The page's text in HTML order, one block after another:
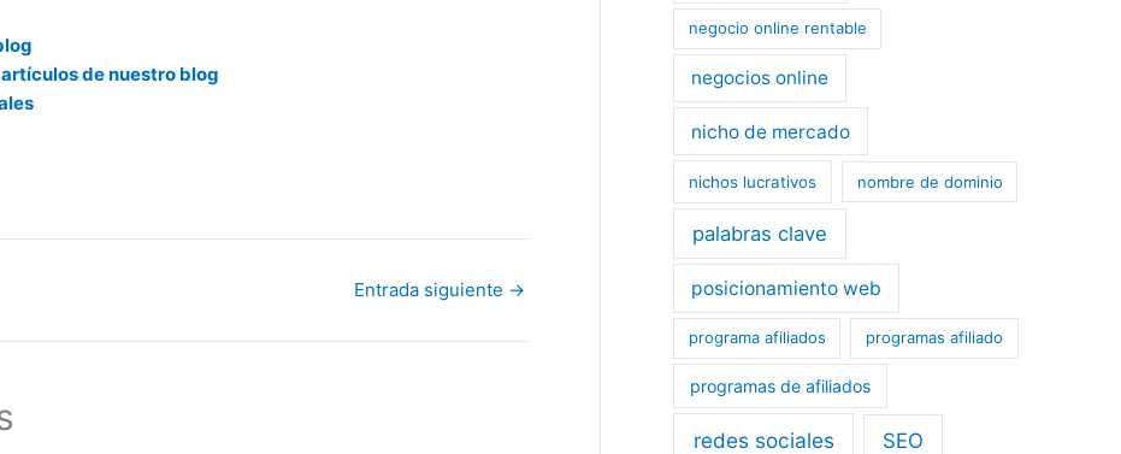
de nuestro blog
Entrada siguiente →
negocio online rentable
negocios online
nicho de mercado
nichos lucrativos nombre de dominio
palabras clave
posicionamiento web
programa afiliados programas afiliado
programas de afiliados
redes sociales SEO